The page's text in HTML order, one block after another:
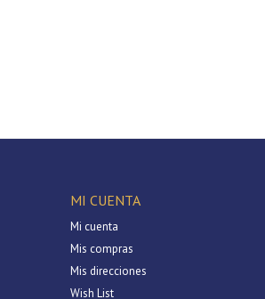
MI CUENTA
Mi cuenta
Mis compras
Mis direcciones
Wish List